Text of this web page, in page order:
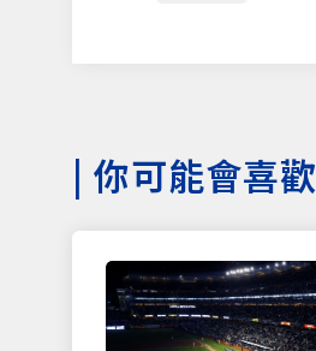
| 你可能會喜歡